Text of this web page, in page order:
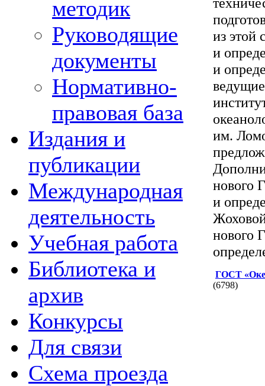
методик
Руководящие
документы
Нормативно-
правовая база
Издания и
публикации
Международная
деятельность
Учебная работа
Библиотека и
архив
Конкурсы
Для связи
Схема проезда
из этой
и
и
им.
нового
и
нового
ГОСТ
(6798)